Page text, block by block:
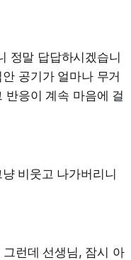
정말 답답하시겠습니
공기가 얼마나 무거
반응이 계속 마음에 걸
비웃고 나가버리니
런데 선생님, 잠시 아